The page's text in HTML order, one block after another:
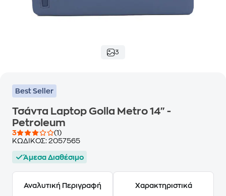
3
Best Seller
Τσάντα Laptop Golla Metro 14" -
Petroleum
3
(1)
ΚΩΔΙΚΟΣ: 2057565
Άμεσα Διαθέσιμο
Αναλυτική Περιγραφή Χαρακτηριστικά